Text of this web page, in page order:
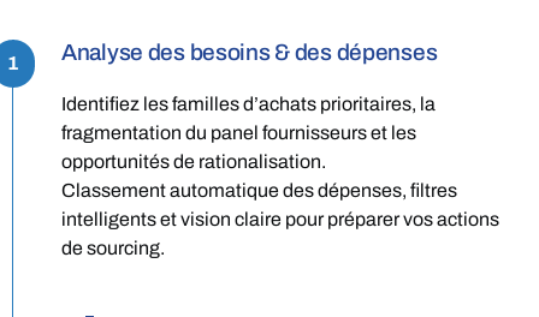
Analyse des besoins & des dépenses
1
Identifiez les familles d’achats prioritaires, la
fragmentation du panel fournisseurs et les
opportunités de rationalisation.
Classement automatique des dépenses, filtres
intelligents et vision claire pour préparer vos actions
de sourcing.